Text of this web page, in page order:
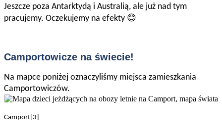
Jeszcze poza Antarktydą i Australią, ale już nad tym
pracujemy. Oczekujemy na efekty 😊
Camportowicze na świecie!
Na mapce poniżej oznaczyliśmy miejsca zamieszkania
Camportowiczów.
Camport[3]